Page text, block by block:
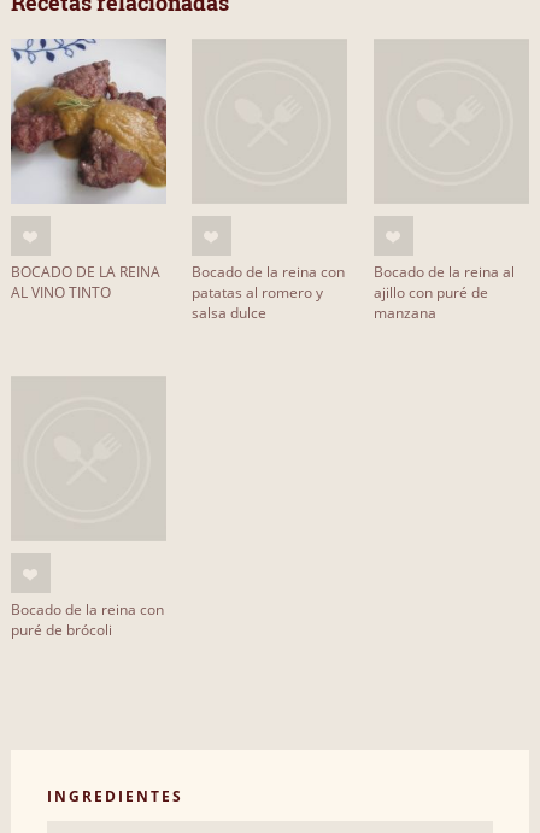
BOCADO DE LA REINA
AL VINO TINTO
Bocado de la reina con
patatas al romero y
salsa dulce
Bocado de la reina al
ajillo con puré de
manzana
Bocado de la reina con
puré de brócoli
INGREDIENTES